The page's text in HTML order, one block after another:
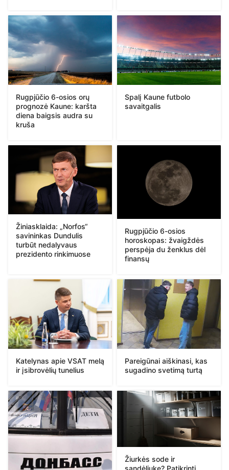
Rugpjūčio 6-osios orų
prognozė Kaune: karšta
diena baigsis audra su
kruša
Spalį Kaune futbolo
savaitgalis
Žiniasklaida: „Norfos“
savininkas Dundulis
turbūt nedalyvaus
prezidento rinkimuose
Rugpjūčio 6-osios
horoskopas: žvaigždės
perspėja du ženklus dėl
finansų
Katelynas apie VSAT melą
ir įsibrovėlių tunelius
Pareigūnai aiškinasi, kas
sugadino svetimą turtą
Žiurkės sode ir